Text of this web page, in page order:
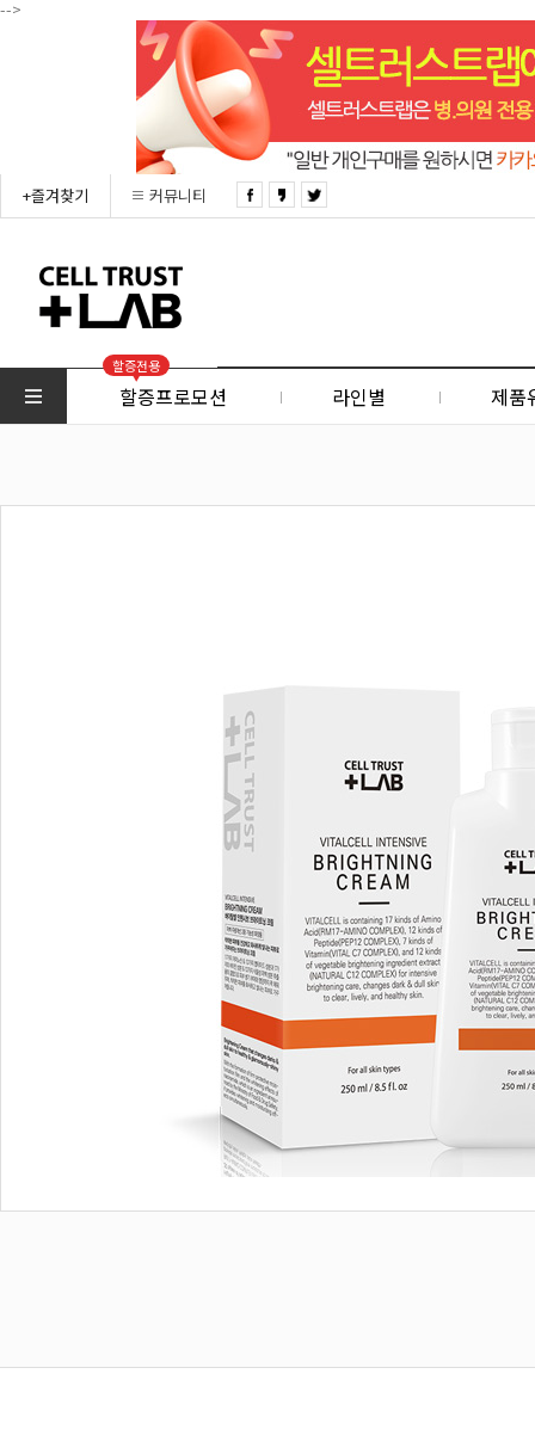
-->
+즐겨찾기 커뮤니티
할증전용
할증프로모션 라인별 제품